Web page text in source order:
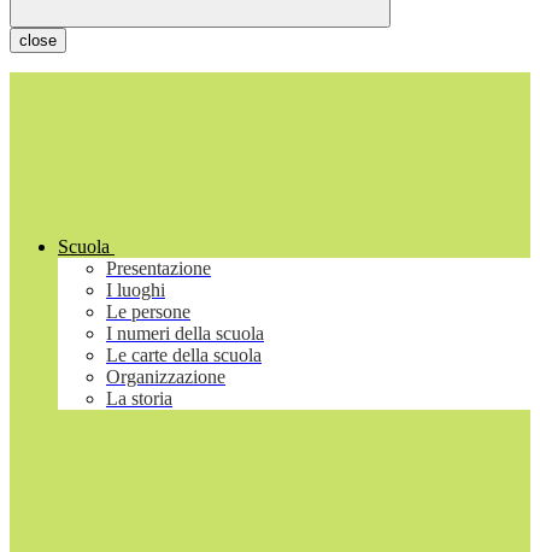
close
Scuola
Presentazione
I luoghi
Le persone
I numeri della scuola
Le carte della scuola
Organizzazione
La storia